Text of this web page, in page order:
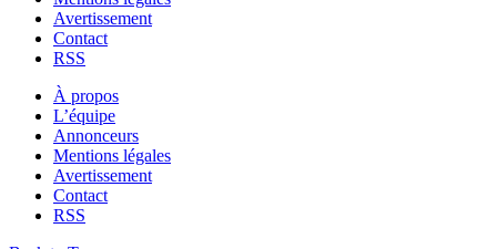
Avertissement
Contact
RSS
À propos
L’équipe
Annonceurs
Mentions légales
Avertissement
Contact
RSS